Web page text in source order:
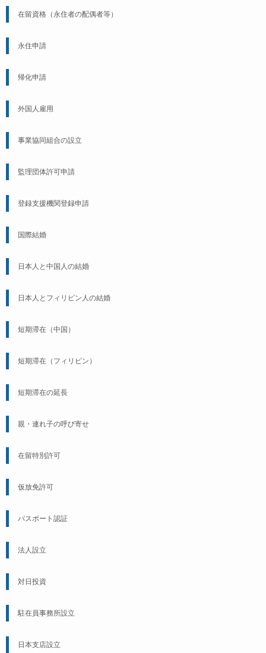
在留資格（永住者の配偶者等）
永住申請
帰化申請
外国人雇用
事業協同組合の設立
監理団体許可申請
登録支援機関登録申請
国際結婚
日本人と中国人の結婚
日本人とフィリピン人の結婚
短期滞在（中国）
短期滞在（フィリピン）
短期滞在の延長
親・連れ子の呼び寄せ
在留特別許可
仮放免許可
パスポート認証
法人設立
対日投資
駐在員事務所設立
日本支店設立